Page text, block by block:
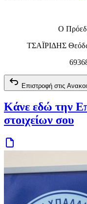
Ο
ΤΣΑΪΡΙΔΗΣ
Επιστροφή στις
Κάνε εδώ την
στοιχείων σου